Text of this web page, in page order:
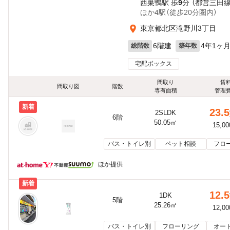
西巣鴨駅 歩9分 （都営三田線
ほか4駅（徒歩20分圏内）
東京都北区滝野川3丁目
総階数 6階建 築年数 4年1ヶ月
宅配ボックス
間取り図 階数
間取り
専有面積
賃
管理
新着
6階
2SLDK
50.05㎡
23.5
バス・トイレ別 ペット相談 フロ
ほか提供
新着
5階
1DK
25.26㎡
12.5
バス・トイレ別 フローリング オー